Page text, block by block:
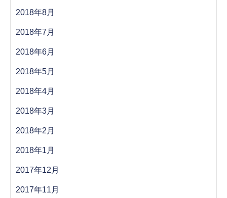
2018年8月
2018年7月
2018年6月
2018年5月
2018年4月
2018年3月
2018年2月
2018年1月
2017年12月
2017年11月